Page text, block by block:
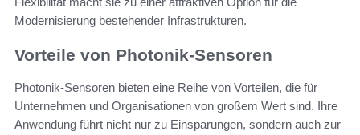
Modernisierung bestehender Infrastrukturen.
Vorteile von Photonik-Sensoren
Photonik-Sensoren bieten eine Reihe von Vorteilen, die für
Unternehmen und Organisationen von großem Wert sind. Ihre
Anwendung führt nicht nur zu Einsparungen, sondern auch zur